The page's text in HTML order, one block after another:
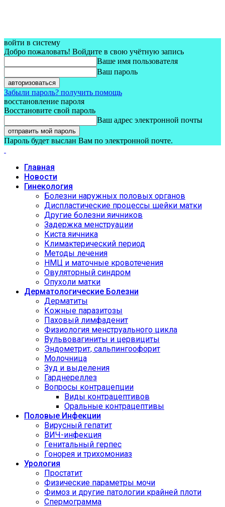
войти в систему
Добро пожаловать! Войдите в свою учётную запись
Ваше имя пользователя
Ваш пароль
Забыли пароль? получить помощь
восстановление пароля
Восстановите свой пароль
Ваш адрес электронной почты
Пароль будет выслан Вам по электронной почте.
Главная
Новости
Гинекология
Болезни наружных половых органов
Диспластические процессы шейки матки
Другие болезни яичников
Задержка менструации
Киста яичника
Климактерический период
Методы лечения
НМЦ и маточные кровотечения
Овуляторный синдром
Опухоли матки
Дерматологические Болезни
Дерматиты
Кожные паразитозы
Паховый лимфаденит
Физиология менструального цикла
Вульвовагиниты и цервициты
Эндометрит, сальпингоофорит
Молочница
Зуд и выделения
Гарднереллез
Вопросы контрацепции
Виды контрацептивов
Оральные контрацептивы
Половые Инфекции
Вирусный гепатит
ВИЧ-инфекция
Генитальный герпес
Гонорея и трихомониаз
Урология
Простатит
Физические параметры мочи
Фимоз и другие патологии крайней плоти
Спермограмма